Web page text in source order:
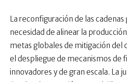
La reconfiguración de las
necesidad de alinear la
metas globales de mitigación del
el despliegue de mecanismos de
innovadores y de gran escala. La